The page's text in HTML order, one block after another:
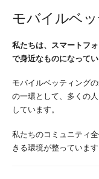
モバイルベ
私たちは、スマートフ
で身近なものになって
モバイルベッティング
の一環として、多くの
しています。
私たちのコミュニティ
きる環境が整っています